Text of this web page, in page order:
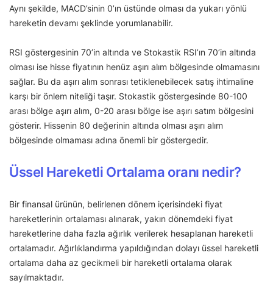
Aynı şekilde, MACD’sinin 0’ın üstünde olması da yukarı yönlü
hareketin devamı şeklinde yorumlanabilir.
RSI göstergesinin 70’in altında ve Stokastik RSI’ın 70’in altında
olması ise hisse fiyatının henüz aşırı alım bölgesinde olmamasını
sağlar. Bu da aşırı alım sonrası tetiklenebilecek satış ihtimaline
karşı bir önlem niteliği taşır. Stokastik göstergesinde 80-100
arası bölge aşırı alım, 0-20 arası bölge ise aşırı satım bölgesini
gösterir. Hissenin 80 değerinin altında olması aşırı alım
bölgesinde olmaması adına önemli bir göstergedir.
Üssel Hareketli Ortalama oranı nedir?
Bir finansal ürünün, belirlenen dönem içerisindeki fiyat
hareketlerinin ortalaması alınarak, yakın dönemdeki fiyat
hareketlerine daha fazla ağırlık verilerek hesaplanan hareketli
ortalamadır. Ağırlıklandırma yapıldığından dolayı üssel hareketli
ortalama daha az gecikmeli bir hareketli ortalama olarak
sayılmaktadır.